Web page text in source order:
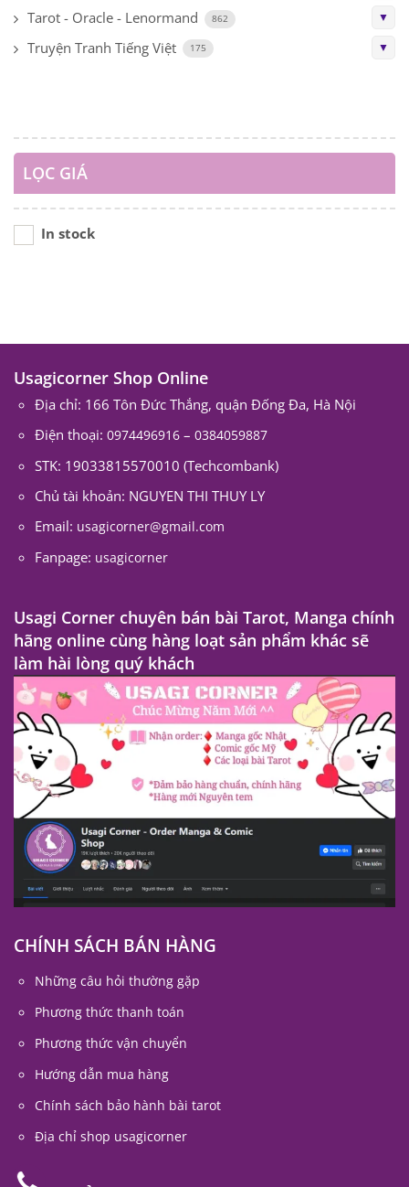
▼
Tarot - Oracle - Lenormand 862
▼
Truyện Tranh Tiếng Việt 175
LỌC GIÁ
In stock
Usagicorner Shop Online
Địa chỉ: 166 Tôn Đức Thắng, quận Đống Đa, Hà Nội
Điện thoại: 0974496916 – 0384059887
STK: 19033815570010 (Techcombank)
Chủ tài khoản: NGUYEN THI THUY LY
Email: usagicorner@gmail.com
Fanpage: usagicorner
Usagi Corner chuyên bán bài Tarot, Manga chính
hãng online cùng hàng loạt sản phẩm khác sẽ
làm hài lòng quý khách
CHÍNH SÁCH BÁN HÀNG
Những câu hỏi thường gặp
Phương thức thanh toán
Phương thức vận chuyển
Hướng dẫn mua hàng
Chính sách bảo hành bài tarot
Địa chỉ shop usagicorner